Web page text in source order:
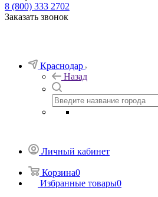
8 (800) 333 2702
Заказать звонок
Краснодар
Назад
Личный кабинет
Корзина0
Избранные товары0